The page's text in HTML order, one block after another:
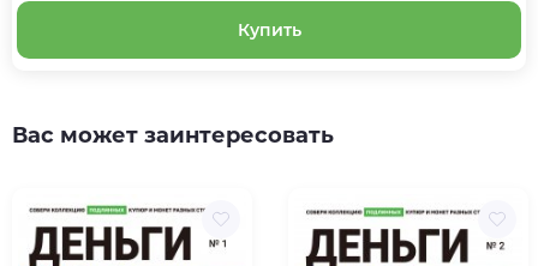
Купить
Вас может заинтересовать